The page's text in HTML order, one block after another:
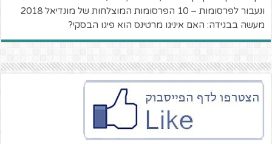
ונעבור לפרסומות – 10 הפרסומות המוצלחות של מונדיאל 2018
מעשה בבגידה: האם איניגו מרטינס הוא פיגו הבסקי?